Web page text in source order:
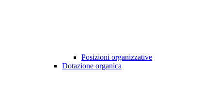
Posizioni organizzative
Dotazione organica